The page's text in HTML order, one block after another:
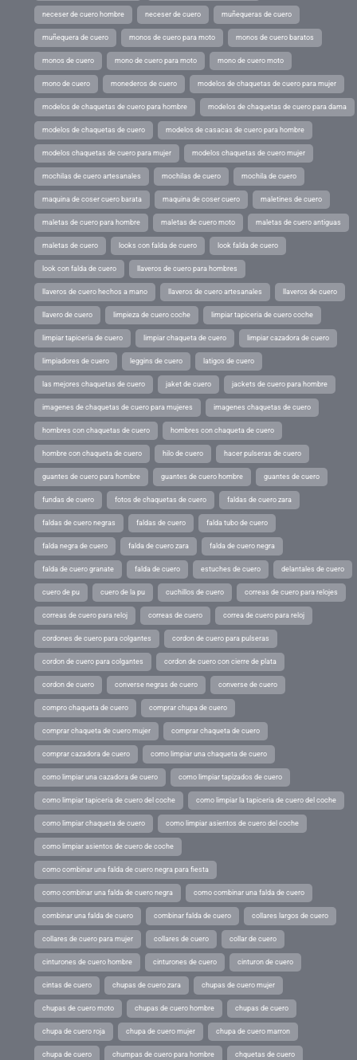
neceser de cuero hombre neceser de cuero muñequeras de cuero
muñequera de cuero monos de cuero para moto monos de cuero baratos
monos de cuero mono de cuero para moto mono de cuero moto
mono de cuero monederos de cuero modelos de chaquetas de cuero para mujer
modelos de chaquetas de cuero para hombre modelos de chaquetas de cuero para dama
modelos de chaquetas de cuero modelos de casacas de cuero para hombre
modelos chaquetas de cuero para mujer modelos chaquetas de cuero mujer
mochilas de cuero artesanales mochilas de cuero mochila de cuero
maquina de coser cuero barata maquina de coser cuero maletines de cuero
maletas de cuero para hombre maletas de cuero moto maletas de cuero antiguas
maletas de cuero looks con falda de cuero look falda de cuero
look con falda de cuero llaveros de cuero para hombres
llaveros de cuero hechos a mano llaveros de cuero artesanales llaveros de cuero
llavero de cuero limpieza de cuero coche limpiar tapiceria de cuero coche
limpiar tapiceria de cuero limpiar chaqueta de cuero limpiar cazadora de cuero
limpiadores de cuero leggins de cuero latigos de cuero
las mejores chaquetas de cuero jaket de cuero jackets de cuero para hombre
imagenes de chaquetas de cuero para mujeres imagenes chaquetas de cuero
hombres con chaquetas de cuero hombres con chaqueta de cuero
hombre con chaqueta de cuero hilo de cuero hacer pulseras de cuero
guantes de cuero para hombre guantes de cuero hombre guantes de cuero
fundas de cuero fotos de chaquetas de cuero faldas de cuero zara
faldas de cuero negras faldas de cuero falda tubo de cuero
falda negra de cuero falda de cuero zara falda de cuero negra
falda de cuero granate falda de cuero estuches de cuero delantales de cuero
cuero de pu cuero de la pu cuchillos de cuero correas de cuero para relojes
correas de cuero para reloj correas de cuero correa de cuero para reloj
cordones de cuero para colgantes cordon de cuero para pulseras
cordon de cuero para colgantes cordon de cuero con cierre de plata
cordon de cuero converse negras de cuero converse de cuero
compro chaqueta de cuero comprar chupa de cuero
comprar chaqueta de cuero mujer comprar chaqueta de cuero
comprar cazadora de cuero como limpiar una chaqueta de cuero
como limpiar una cazadora de cuero como limpiar tapizados de cuero
como limpiar tapiceria de cuero del coche como limpiar la tapiceria de cuero del coche
como limpiar chaqueta de cuero como limpiar asientos de cuero del coche
como limpiar asientos de cuero de coche
como combinar una falda de cuero negra para fiesta
como combinar una falda de cuero negra como combinar una falda de cuero
combinar una falda de cuero combinar falda de cuero collares largos de cuero
collares de cuero para mujer collares de cuero collar de cuero
cinturones de cuero hombre cinturones de cuero cinturon de cuero
cintas de cuero chupas de cuero zara chupas de cuero mujer
chupas de cuero moto chupas de cuero hombre chupas de cuero
chupa de cuero roja chupa de cuero mujer chupa de cuero marron
chupa de cuero chumpas de cuero para hombre chquetas de cuero